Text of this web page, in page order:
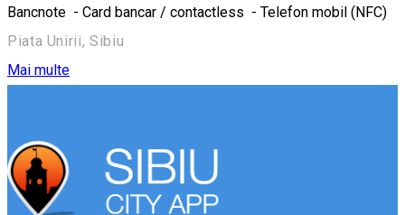
Bancnote - Card bancar / contactless - Telefon mobil (NFC)
Piata Unirii, Sibiu
Mai multe